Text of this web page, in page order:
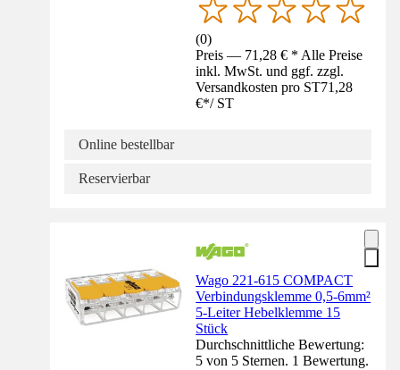
(0)
Preis — 71,28 € * Alle Preise
inkl. MwSt. und ggf. zzgl.
Versandkosten pro ST71,28
€*/ ST
Online bestellbar
Reservierbar
Wago 221-615 COMPACT
Verbindungsklemme 0,5-6mm²
5-Leiter Hebelklemme 15
Stück
Durchschnittliche Bewertung:
5 von 5 Sternen. 1 Bewertung.